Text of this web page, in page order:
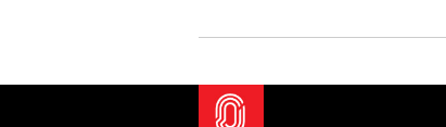
Pakweg tien kilometer met